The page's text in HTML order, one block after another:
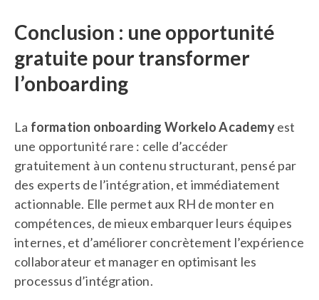
Conclusion : une opportunité
gratuite pour transformer
l’onboarding
La formation onboarding Workelo Academyest
une opportunité rare : celle d’accéder
gratuitement à un contenu structurant, pensé par
des experts de l’intégration, et immédiatement
actionnable. Elle permet aux RH de monter en
compétences, de mieux embarquer leurs équipes
internes, et d’améliorer concrètement l’expérience
collaborateur et manager en optimisant les
processus d’intégration.